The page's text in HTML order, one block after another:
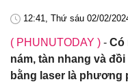
12:41, Thứ sáu 02/02/
( PHUNUTODAY ) - Có
nám, tàn nhang và
bằng laser là phương